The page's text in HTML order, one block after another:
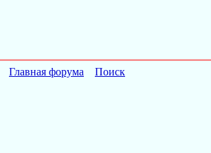
Главная форума Поиск